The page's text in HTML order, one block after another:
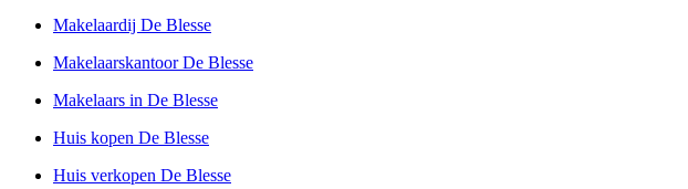
Makelaardij De Blesse
Makelaarskantoor De Blesse
Makelaars in De Blesse
Huis kopen De Blesse
Huis verkopen De Blesse